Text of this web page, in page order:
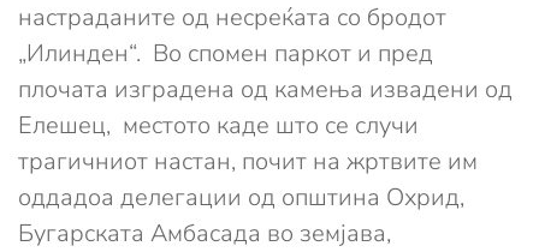
настраданите од несреќата со бродот
„Илинден“. Во спомен паркот и пред
плочата изградена од камења извадени од
Елешец, местото каде што се случи
трагичниот настан, почит на жртвите им
оддадоа делегации од општина Охрид,
Бугарската Амбасада во земјава,